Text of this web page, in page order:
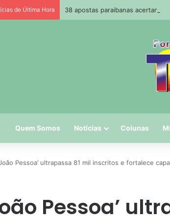
de Última Hora 38 apostas paraibanas acertam a
Quem Somos Notícias Colunas
Pessoa’ ultrapassa 81 mil inscritos e fortalece
Pessoa’